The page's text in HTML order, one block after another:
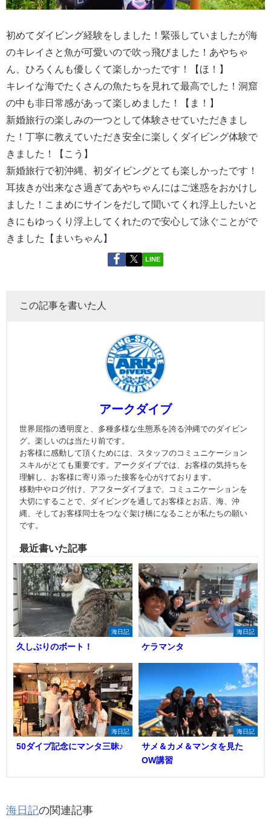
初めてダイビング経験をしました！緊張していましたが海
のキレイさと魚が可愛いので吹っ飛びました！あやちゃ
ん、ひろくんも優しくて楽しかったです！【ほ！】
キレイな海でたくさんの魚たちを見れて最高でした！洞窟
の中も非日常感があって楽しめました！【ま！】
新婚旅行の楽しみの一つとして体験させていただきまし
た！丁寧に教えていただき安全に楽しくダイビング体験で
きました！【こう】
新婚旅行で初沖縄、初ダイビングとても楽しかったです！
耳抜きが出来なさ過ぎてあやちゃんにはご迷惑をおかけし
ました！こまめにサインをだして聞いてくれ浮上したいと
きにもゆっくり浮上してくれたので安心して泳ぐことがで
きました【まいちゃん】
LINE
この記事を書いた人
アークダイブ
世界屈指の透明度と、多種多様な生態系を誇る沖縄でのダイビン
グ。楽しいのは当たり前です。
お客様に感動して頂くためには、スタッフのコミュニケーション
スキルがとても重要です。アークダイブでは、お客様の気持ちを
理解し、お客様に寄り添った接客を心がけております。
移動中やログ付け、アフターダイブまで、コミュニケーションを
大切にすることで、ダイビングを通してお客様とお店、海、沖
縄、そしてお客様同士をつなぐ架け橋になることが私たちの願い
です。
最近書いた記事
海日記
久しぶりのボート！
海日記
ケラマンタ
海日記
50ダイブ記念にマンタ三昧♪
海日記
サメ＆カメ＆マンタを見た
OW講習
海日記の関連記事